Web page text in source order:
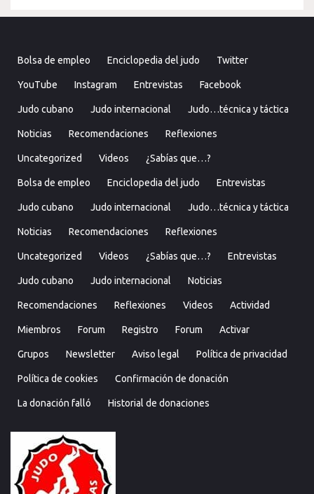
Bolsa de empleo Enciclopedia del judo Twitter
YouTube Instagram Entrevistas Facebook
Judo cubano Judo internacional Judo…técnica y táctica
Noticias Recomendaciones Reflexiones
Uncategorized Videos ¿Sabías que…?
Bolsa de empleo Enciclopedia del judo Entrevistas
Judo cubano Judo internacional Judo…técnica y táctica
Noticias Recomendaciones Reflexiones
Uncategorized Videos ¿Sabías que…? Entrevistas
Judo cubano Judo internacional Noticias
Recomendaciones Reflexiones Videos Actividad
Miembros Forum Registro Forum Activar
Grupos Newsletter Aviso legal Política de privacidad
Política de cookies Confirmación de donación
La donación falló Historial de donaciones